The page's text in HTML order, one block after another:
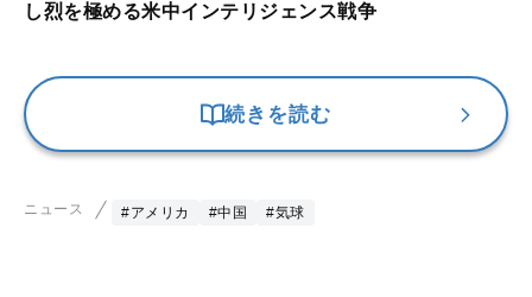
し烈を極める米中インテリジェンス戦争
続きを読む
ニュース #アメリカ #中国 #気球